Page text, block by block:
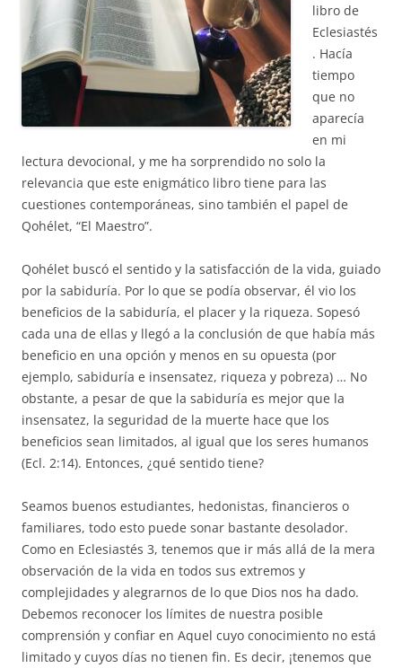
libro de
Eclesiastés
. Hacía
tiempo
que no
aparecía
en mi
lectura devocional, y me ha sorprendido no solo la
relevancia que este enigmático libro tiene para las
cuestiones contemporáneas, sino también el papel de
Qohélet, “El Maestro”.
Qohélet buscó el sentido y la satisfacción de la vida, guiado
por la sabiduría. Por lo que se podía observar, él vio los
beneficios de la sabiduría, el placer y la riqueza. Sopesó
cada una de ellas y llegó a la conclusión de que había más
beneficio en una opción y menos en su opuesta (por
ejemplo, sabiduría e insensatez, riqueza y pobreza) … No
obstante, a pesar de que la sabiduría es mejor que la
insensatez, la seguridad de la muerte hace que los
beneficios sean limitados, al igual que los seres humanos
(Ecl. 2:14). Entonces, ¿qué sentido tiene?
Seamos buenos estudiantes, hedonistas, financieros o
familiares, todo esto puede sonar bastante desolador.
Como en Eclesiastés 3, tenemos que ir más allá de la mera
observación de la vida en todos sus extremos y
complejidades y alegrarnos de lo que Dios nos ha dado.
Debemos reconocer los límites de nuestra posible
comprensión y confiar en Aquel cuyo conocimiento no está
limitado y cuyos días no tienen fin. Es decir, ¡tenemos que